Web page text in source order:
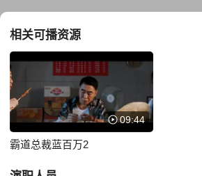
相关可播资源
09:44
霸道总裁蓝百万2